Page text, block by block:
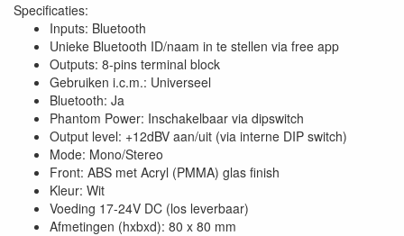
Specificaties:
Inputs: Bluetooth
Unieke Bluetooth ID/naam in te stellen via free app
Outputs: 8-pins terminal block
Gebruiken i.c.m.: Universeel
Bluetooth: Ja
Phantom Power: Inschakelbaar via dipswitch
Output level: +12dBV aan/uit (via interne DIP switch)
Mode: Mono/Stereo
Front: ABS met Acryl (PMMA) glas finish
Kleur: Wit
Voeding 17-24V DC (los leverbaar)
Afmetingen (hxbxd): 80 x 80 mm